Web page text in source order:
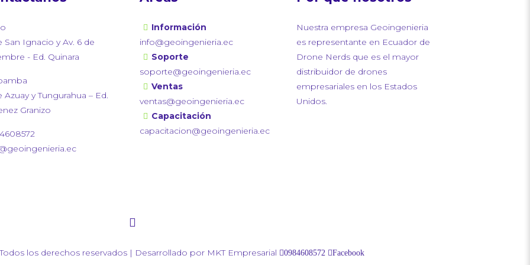
San Ignacio y Av. 6 de
- Ed. Quinara
Azuay y Tungurahua – Ed.
Granizo
Información
info@geoingenieria.ec
Soporte
soporte@geoingenieria.ec
Ventas
ventas@geoingenieria.ec
Capacitación
capacitacion@geoingenieria.ec
Nuestra empresa Geoingenieria
es representante en Ecuador de
Drone Nerds que es el mayor
distribuidor de drones
empresariales en los Estados
Unidos.
los derechos reservados | Desarrollado por MKT Empresarial 0984608572 Facebook